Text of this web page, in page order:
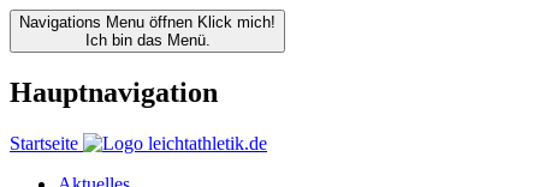
Navigations Menu öffnen Klick mich!
Ich bin das Menü.
Hauptnavigation
Startseite